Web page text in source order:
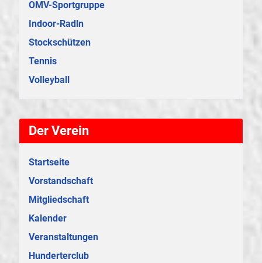
Der Verein
Startseite
Vorstandschaft
Mitgliedschaft
Kalender
Veranstaltungen
Hunderterclub
OMV-Sportgruppe
Indoor-Radln
Stockschützen
Tennis
Volleyball